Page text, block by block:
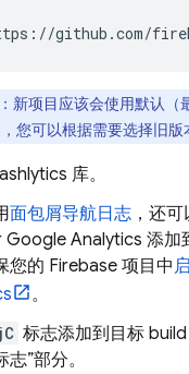
github.com/
：新项目应该会使用默认（
您可以根据需要选择旧版
库。
面包屑导航日志 ，还
Google Analytics 添加
您的 Firebase 项目中
。
标志添加到目标
”部分。